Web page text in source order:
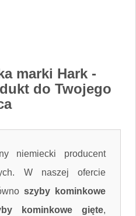
marki Hark -
do Twojego
niemiecki producent
W naszej ofercie
szyby kominkowe
kominkowe gięte,